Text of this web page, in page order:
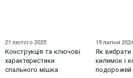
21 лютого 2025
Конструкція та ключові
характеристики
спального мішка
19 липня
Як
килимок і
подорожей